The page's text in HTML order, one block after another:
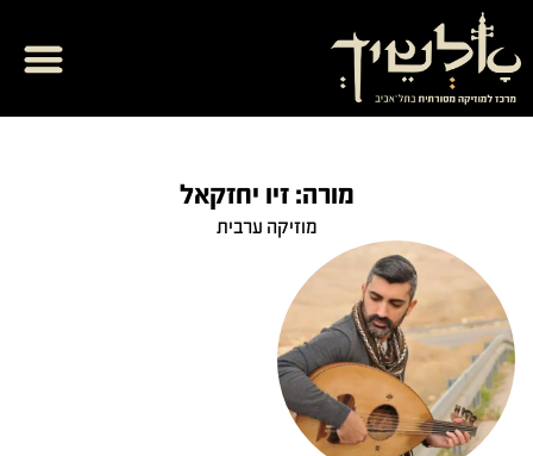
מורה: זיו יחזקאל
מוזיקה ערבית